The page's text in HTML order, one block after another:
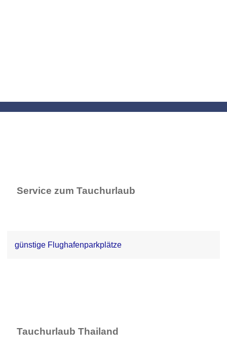
Service zum Tauchurlaub
günstige Flughafenparkplätze
Tauchurlaub Thailand